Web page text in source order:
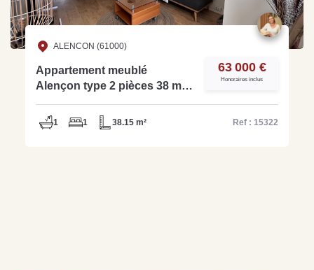
ALENCON (61000)
Appartement meublé
Alençon type 2 pièces 38 m² -
63 000 €
Honoraires inclus
1 1 38.15 m² Ref : 15322